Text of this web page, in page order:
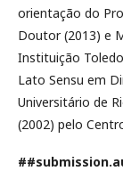
orientação do
Doutor (2013) e
Instituição
Lato Sensu em
Universitário de
(2002) pelo